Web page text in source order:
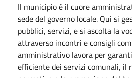
Il municipio è il cuore
sede del governo locale. Qui si
pubblici, servizi, e si ascolta la
attraverso incontri e consigli
amministrativo lavora per
efficiente dei servizi comunali, il